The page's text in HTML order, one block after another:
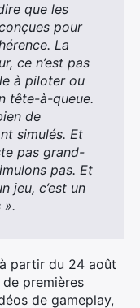
que les
pour
La
ce n’est pas
à piloter ou
tête-à-queue.
de
simulés. Et
pas grand-
pas. Et
jeu, c’est un
».
partir du 24 août
premières
de gameplay,